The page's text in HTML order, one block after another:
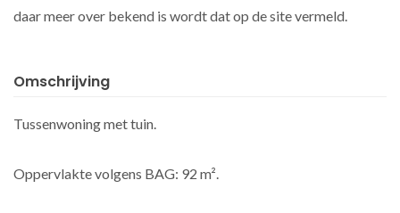
daar meer over bekend is wordt dat op de site vermeld.
Omschrijving
Tussenwoning met tuin.
Oppervlakte volgens BAG: 92 m².